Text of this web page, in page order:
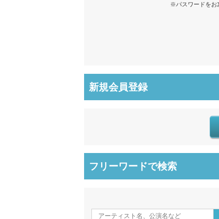
※パスワードをお
新規会員登録
フリーワードで検索